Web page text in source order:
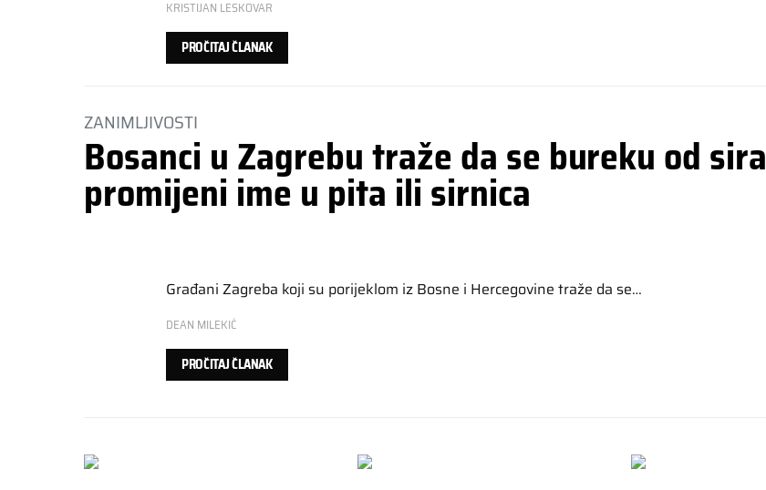
KRISTIJAN LESKOVAR
PROČITAJ ČLANAK
ZANIMLJIVOSTI
Bosanci u Zagrebu traže da se bureku od sira
promijeni ime u pita ili sirnica
Građani Zagreba koji su porijeklom iz Bosne i Hercegovine traže da se…
DEAN MILEKIĆ
PROČITAJ ČLANAK